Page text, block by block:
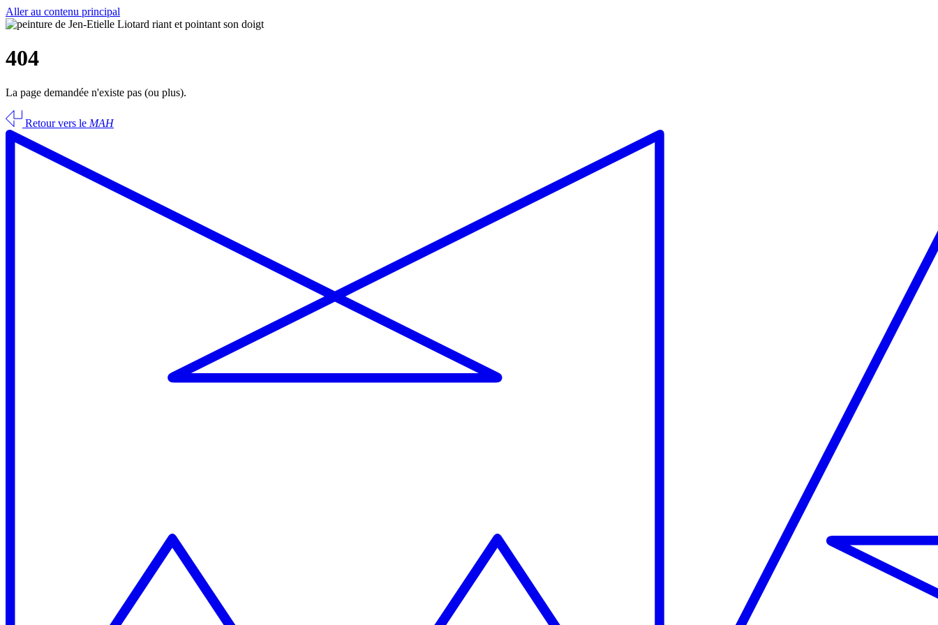
Aller au contenu principal
404
La page demandée n'existe pas (ou plus).
Retour vers le MAH